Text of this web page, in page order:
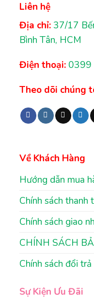
Liên hệ
Địa chỉ: 37/17
Bình Tân, HCM
Điện thoại: 0399
Theo dõi chúng
Về Khách Hàng
Hướng dẫn mua
Chính sách thanh
Chính sách giao
CHÍNH SÁCH
Chính sách đổi trả
Sự Kiện Ưu Đãi